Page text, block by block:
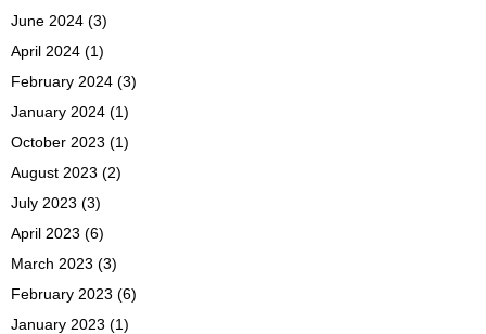
June 2024 (3)
April 2024 (1)
February 2024 (3)
January 2024 (1)
October 2023 (1)
August 2023 (2)
July 2023 (3)
April 2023 (6)
March 2023 (3)
February 2023 (6)
January 2023 (1)